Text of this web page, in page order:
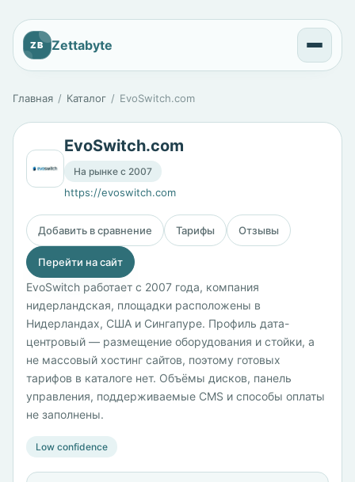
ZB Zettabyte
Главная Каталог EvoSwitch.com
EvoSwitch.com
На рынке с 2007
https://evoswitch.com
Добавить в сравнение Тарифы Отзывы
Перейти на сайт
EvoSwitch работает с 2007 года, компания
нидерландская, площадки расположены в
Нидерландах, США и Сингапуре. Профиль дата-
центровый — размещение оборудования и стойки, а
не массовый хостинг сайтов, поэтому готовых
тарифов в каталоге нет. Объёмы дисков, панель
управления, поддерживаемые CMS и способы оплаты
не заполнены.
Low confidence